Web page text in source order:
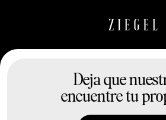
Deja que
encuentre tu